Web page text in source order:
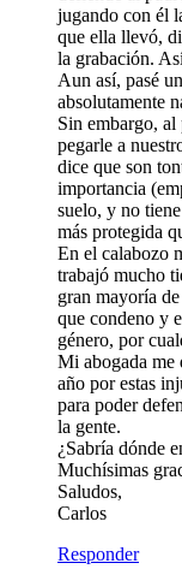
jugando con él
que ella llevó,
la grabación.
Aun así, pasé
absolutamente
Sin embargo,
pegarle a
dice que son
importancia
suelo, y no
más protegida
En el calabozo
trabajó mucho
gran mayoría
que condeno y
género, por
Mi abogada me
año por estas
para poder
la gente.
¿Sabría dónde
Muchísimas
Saludos,
Carlos
Responder